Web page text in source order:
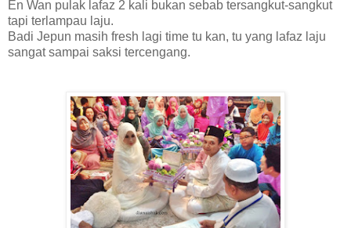
En Wan pulak lafaz 2 kali bukan sebab tersangkut-sangkut
tapi terlampau laju.
Badi Jepun masih fresh lagi time tu kan, tu yang lafaz laju
sangat sampai saksi tercengang.